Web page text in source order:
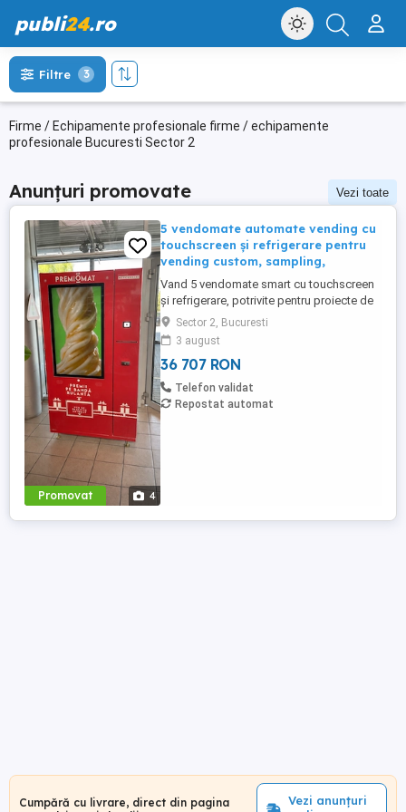
publi24.ro
Firme / Echipamente profesionale firme / echipamente
profesionale Bucuresti Sector 2
Filtre 3
Anunțuri promovate Vezi toate
Promovat 4
5 vendomate automate vending cu
touchscreen și refrigerare pentru
vending custom, sampling,
Vand 5 vendomate smart cu touchscreen
și refrigerare, potrivite pentru proiecte de
vending custom, retail automatizat,
sampling, activări de brand, campanii
promoționale cu premii sau distribuire de
produse refrigerate. Echipamentele au
fost achiziționate în 2021 din China și au
fost folosite în campanii ...
Sector 2, Bucuresti
3 august
36 707 RON
Telefon validat
Repostat automat
Cumpără cu livrare, direct din pagina
Vezi anunțuri